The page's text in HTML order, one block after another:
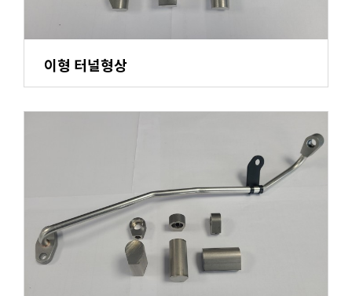
이형 터널형상